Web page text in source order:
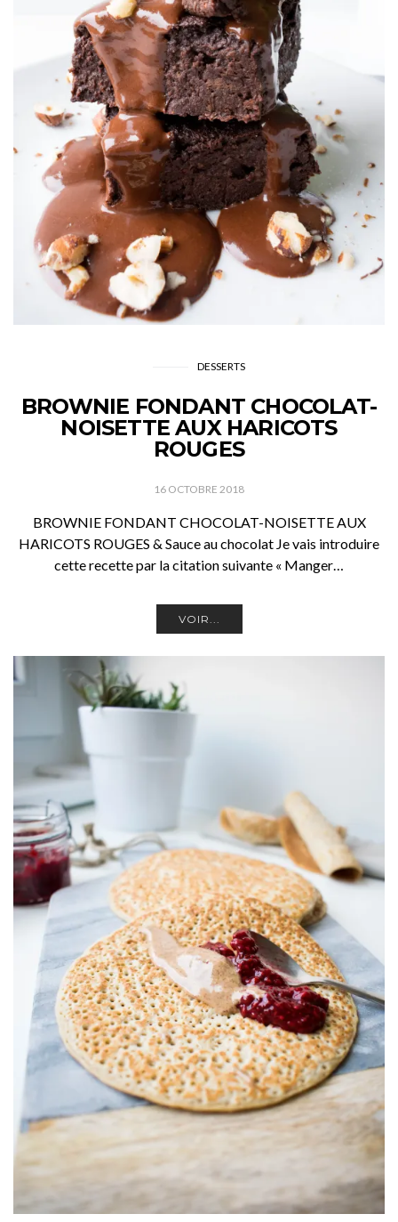
DESSERTS
BROWNIE FONDANT CHOCOLAT-
NOISETTE AUX HARICOTS
ROUGES
16 OCTOBRE 2018
BROWNIE FONDANT CHOCOLAT-NOISETTE AUX
HARICOTS ROUGES & Sauce au chocolat Je vais introduire
cette recette par la citation suivante « Manger…
VOIR...